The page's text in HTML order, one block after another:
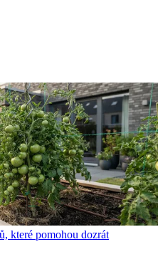
které pomohou dozrát